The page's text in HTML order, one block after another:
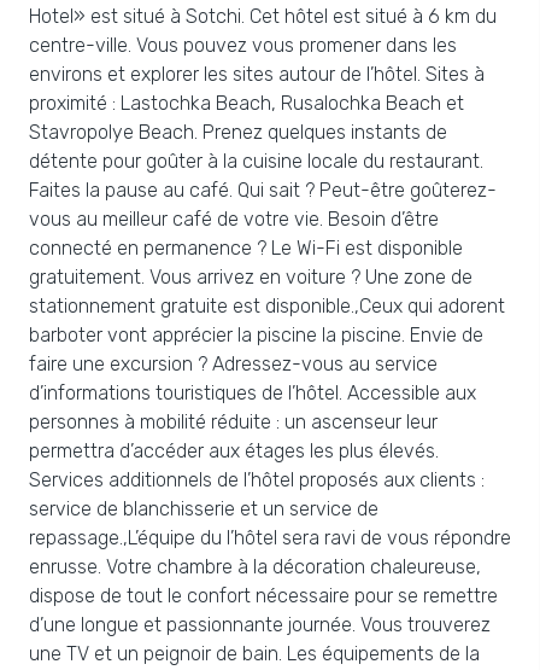
Hotel» est situé à Sotchi. Cet hôtel est situé à 6 km du
centre-ville. Vous pouvez vous promener dans les
environs et explorer les sites autour de l’hôtel. Sites à
proximité : Lastochka Beach, Rusalochka Beach et
Stavropolye Beach. Prenez quelques instants de
détente pour goûter à la cuisine locale du restaurant.
Faites la pause au café. Qui sait ? Peut-être goûterez-
vous au meilleur café de votre vie. Besoin d’être
connecté en permanence ? Le Wi-Fi est disponible
gratuitement. Vous arrivez en voiture ? Une zone de
stationnement gratuite est disponible.,Ceux qui adorent
barboter vont apprécier la piscine la piscine. Envie de
faire une excursion ? Adressez-vous au service
d’informations touristiques de l’hôtel. Accessible aux
personnes à mobilité réduite : un ascenseur leur
permettra d’accéder aux étages les plus élevés.
Services additionnels de l’hôtel proposés aux clients :
service de blanchisserie et un service de
repassage.,L’équipe du l’hôtel sera ravi de vous répondre
enrusse. Votre chambre à la décoration chaleureuse,
dispose de tout le confort nécessaire pour se remettre
d’une longue et passionnante journée. Vous trouverez
une TV et un peignoir de bain. Les équipements de la